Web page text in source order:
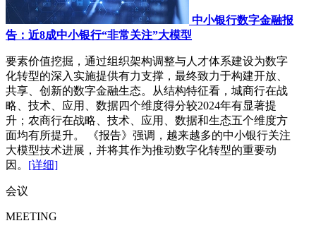
中小银行数字金融报
告：近8成中小银行“非常关注”大模型
要素价值挖掘，通过组织架构调整与人才体系建设为数字
化转型的深入实施提供有力支撑，最终致力于构建开放、
共享、创新的数字金融生态。从结构特征看，城商行在战
略、技术、应用、数据四个维度得分较2024年有显著提
升；农商行在战略、技术、应用、数据和生态五个维度方
面均有所提升。 《报告》强调，越来越多的中小银行关注
大模型技术进展，并将其作为推动数字化转型的重要动
因。 [详细]
会议
MEETING